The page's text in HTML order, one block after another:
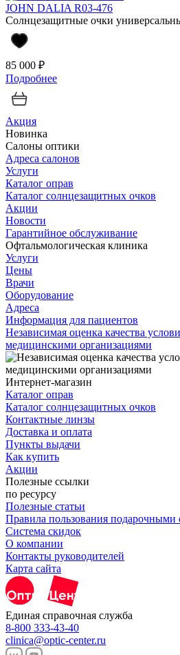
JOHN DALIA R03-476
Солнцезащитные очки
85 000 ₽
Подробнее
Акция
Новинка
Салоны оптики
Адреса салонов
Услуги
Каталог оправ
Каталог солнцезащитных очков
Акции
Новости
Гарантийное обслуживание
Офтальмологическая клиника
Услуги
Цены
Врачи
Оборудование
Адреса
Информация для пациентов
Независимая оценка качества
медицинскими организациями
Интернет-магазин
Каталог оправ
Каталог солнцезащитных очков
Контактные линзы
Доставка и оплата
Пункты выдачи
Как купить
Акции
Полезные ссылки
по ресурсу
Полезные статьи
Правила пользования подарочными
Система скидок
О компании
Контакты руководителей
Карта сайта
Единая справочная служба
8-800 333-43-40
clinica@optic-center.ru